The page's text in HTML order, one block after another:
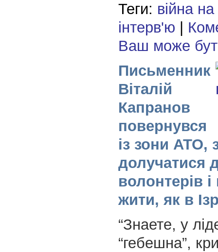
Теги: війна
інтерв'ю
Ваш може
Письменник
Віталій
Капранов
повернувся
із зони АТО,
долучатися
волонтерів
жити, як в
“Знаете, у
“гебешна”,